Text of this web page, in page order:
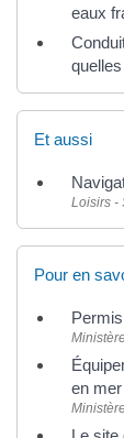
eaux
Et aussi
Loisirs -
Pour en
en mer